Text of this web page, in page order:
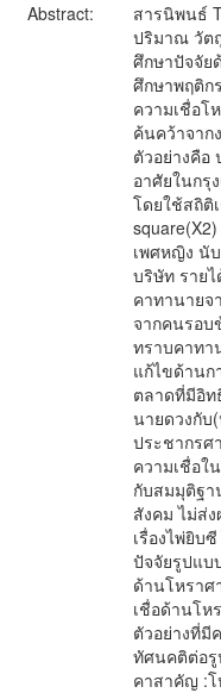
Abstract:
สารนิพนธ์
ปริมาณ วัต
ศึกษาปัจจัย
ศึกษาพฤติก
ความเชื่อโ
ค้นคว้าจาก
ตัวอย่างคือ
อาศัยในกรุ
โดยใช้สถิติ
เพศหญิง นั
บริษัท ราย
คาทานายจ
จากคนรอบ
ทราบคาทา
แก้ไขด้านก
ตลาดที่มีอิท
นายดวงกับ
ประชากรศ
ความเชื่อใ
กับสมมุติฐา
สังคม ไม่ส่
เรื่องไพ่ยิบ
ปัจจัยรูปแบ
ด้านโหราศ
เชื่อด้านโห
ตัวอย่างที่มี
ทัศนคติต่อรู
คาสาคัญ :โ